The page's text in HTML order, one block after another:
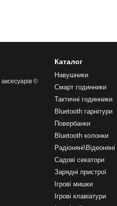
©
Каталог
Навушники
Смарт годинники
Тактичні годинники
Bluetooth гарнітури
Повербанки
Bluetooth колонки
Радіоняні\Відеоняні
Садові секатори
Зарядні пристрої
Ігрові мишки
Ігрові клавіатури